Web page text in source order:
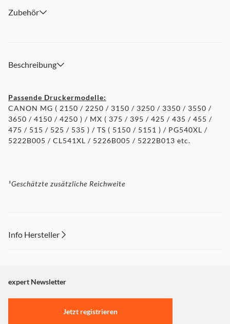
Zubehör
Beschreibung
Passende Druckermodelle:
CANON MG ( 2150 / 2250 / 3150 / 3250 / 3350 / 3550 /
3650 / 4150 / 4250 ) / MX ( 375 / 395 / 425 / 435 / 455 /
475 / 515 / 525 / 535 ) / TS ( 5150 / 5151 ) / PG540XL /
5222B005 / CL541XL / 5226B005 / 5222B013 etc.
¹Geschätzte zusätzliche Reichweite
Info Hersteller
"Marketing".
Einstellungen anpassen
expert Newsletter
Jetzt registrieren